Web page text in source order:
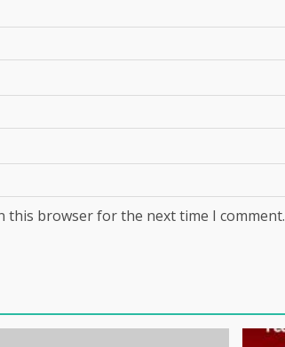
this browser for the next time I comment.